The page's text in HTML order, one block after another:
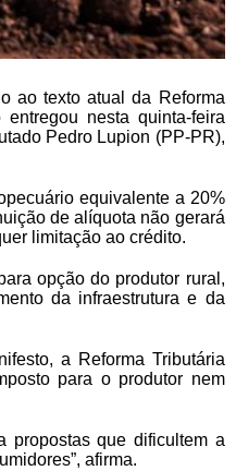
ao texto atual da Reforma
nesta quinta-feira
Pedro Lupion (PP-PR),
equivalente a 20%
de alíquota não gerará
limitação ao crédito.
opção do produtor rural,
da infraestrutura e da
a Reforma Tributária
para o produtor nem
propostas que dificultem a
afirma.